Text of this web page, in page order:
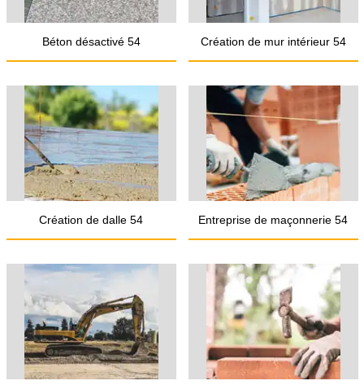
Béton désactivé 54 Création de mur intérieur 54
Création de dalle 54 Entreprise de maçonnerie 54